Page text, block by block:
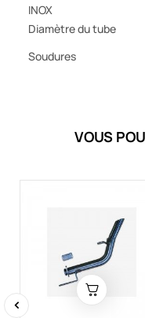
INOX
Diamètre du tube
Soudures
VOUS